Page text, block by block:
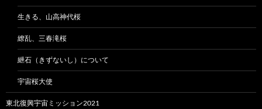
生きる、山高神代桜
繚乱、三春滝桜
紲石（きずないし）について
宇宙桜大使
東北復興宇宙ミッション2021